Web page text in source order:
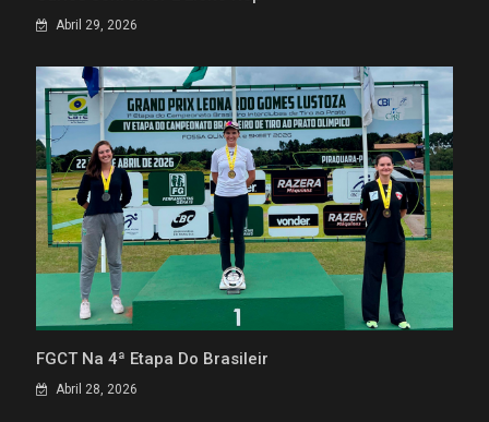
Abril 29, 2026
FGCT Na 4ª Etapa Do Brasileir
Abril 28, 2026